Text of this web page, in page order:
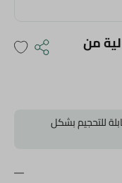
من
للتحجيم بشكل